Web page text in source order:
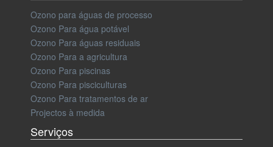
Ozono para águas de processo
Ozono Para água potável
Ozono Para águas residuais
Ozono Para a agricultura
Ozono Para piscinas
Ozono Para pisciculturas
Ozono Para tratamentos de ar
Projectos à medida
Serviços